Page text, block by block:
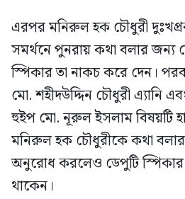
এরপর মনিরুল হক চৌধুরী
সমর্থনে পুনরায় কথা বলার জন্য
স্পিকার তা নাকচ করে দেন।
মো. শহীদউদ্দিন চৌধুরী এ্যানি
হুইপ মো. নূরুল ইসলাম বিষয়টি
মনিরুল হক চৌধুরীকে কথা
অনুরোধ করলেও ডেপুটি স্পিকার
থাকেন।